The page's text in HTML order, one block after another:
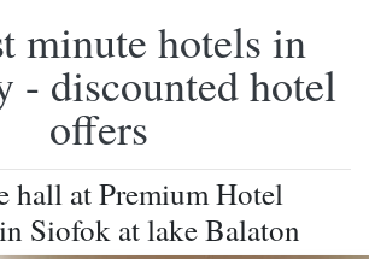
minute hotels in
- discounted hotel
offers
hall at Premium Hotel
Siofok at lake Balaton